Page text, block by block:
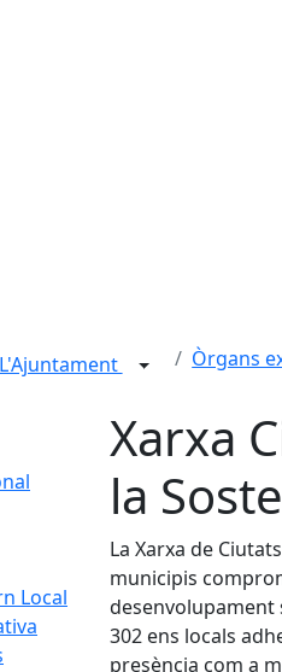
L'Ajuntament Òrgans
Local
Xarxa
la
La Xarxa de
municipis
desenvolupament
302 ens locals
presència com a